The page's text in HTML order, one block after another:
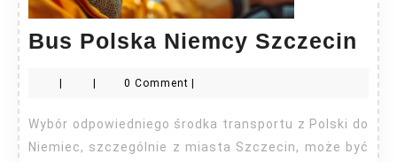
Bus Polska Niemcy Szczecin
0 Comment
Wybór odpowiedniego środka transportu z Polski do
Niemiec, szczególnie z miasta Szczecin, może być